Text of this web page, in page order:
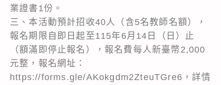
業證書1份。
三、本活動預計招收40人（含5名教師名額），
報名期限自即日起至115年6月14日（日）止
（額滿即停止報名），報名費每人新臺幣2,000
元整，報名網址：
https://forms.gle/AKokgdm2ZteuTGre6，詳情